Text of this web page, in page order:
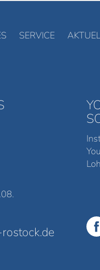
SERVICE